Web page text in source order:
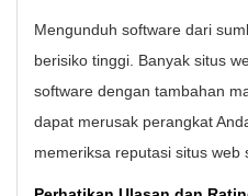
Mengunduh software dari
berisiko tinggi. Banyak situs
software dengan tambahan
dapat merusak perangkat
memeriksa reputasi situs web